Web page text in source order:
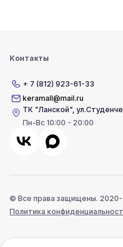
Контакты
+ 7 (812) 923-61-33
keramall@mail.ru
ТК "Ланской",
Пн-Вс 10:00 - 20:00
© Все права защищены.
Политика